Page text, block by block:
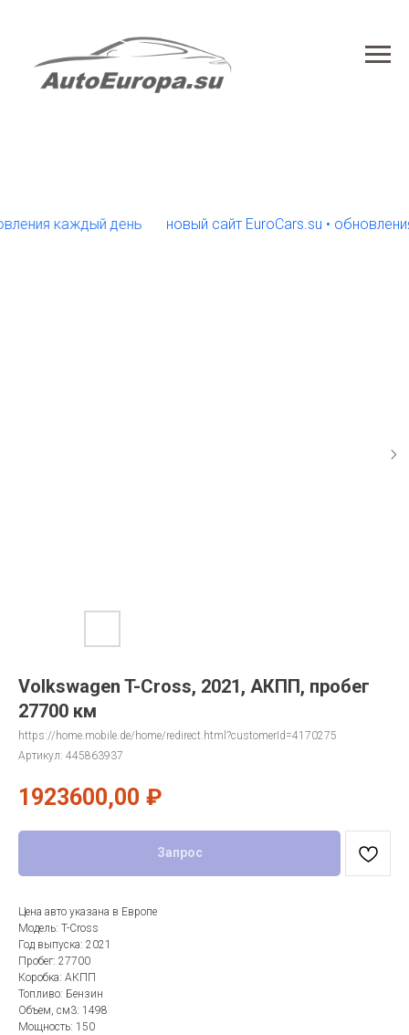
каждый день новый сайт EuroCars.su • обновления
Volkswagen T-Cross, 2021, АКПП, пробег
27700 км
https://home.mobile.de/home/redirect.html?customerId=4170275
Артикул: 445863937
1923600,00 ₽
Запрос
Цена авто указана в Европе
Модель: T-Cross
Год выпуска: 2021
Пробег: 27700
Коробка: АКПП
Топливо: Бензин
Объем, см3: 1498
Мощность: 150